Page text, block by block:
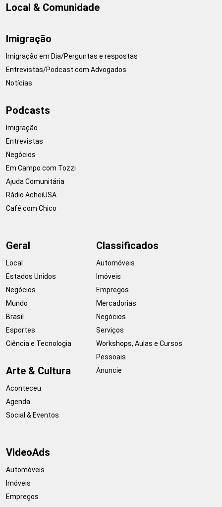
Local & Comunidade
Imigração
Imigração em Dia/Perguntas e respostas
Entrevistas/Podcast com Advogados
Notícias
Podcasts
Imigração
Entrevistas
Negócios
Em Campo com Tozzi
Ajuda Comunitária
Rádio AcheiUSA
Café com Chico
Geral
Local
Estados Unidos
Negócios
Mundo
Brasil
Esportes
Ciência e Tecnologia
Arte & Cultura
Aconteceu
Agenda
Social & Eventos
Classificados
Automóveis
Imóveis
Empregos
Mercadorias
Negócios
Serviços
Workshops, Aulas e Cursos
Pessoais
Anuncie
VideoAds
Automóveis
Imóveis
Empregos